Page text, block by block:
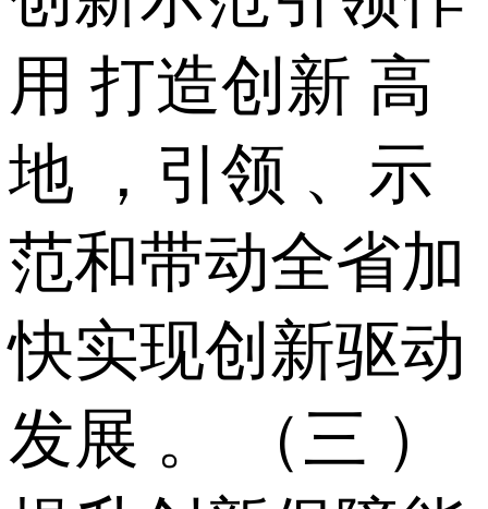
用 打造创新 高
地 ，引领 、示
范和带动全省加
快实现创新驱动
发展 。 （三 ）